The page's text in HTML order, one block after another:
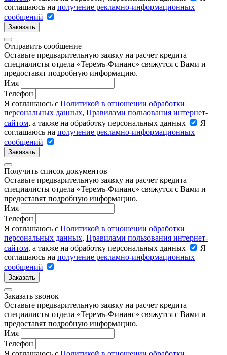
соглашаюсь на получение рекламно-информационных
сообщений
Заказать
Отправить сообщение
Оставьте предварительную заявку на расчет кредита –
специалисты отдела «Теремъ-Финанс» свяжутся с Вами и
предоставят подробную информацию.
Имя
Телефон
Я соглашаюсь с Политикой в отношении обработки
персональных данных, Правилами пользования интернет-
сайтом, а также на обработку персональных данных
Я
соглашаюсь на получение рекламно-информационных
сообщений
Заказать
Получить список документов
Оставьте предварительную заявку на расчет кредита –
специалисты отдела «Теремъ-Финанс» свяжутся с Вами и
предоставят подробную информацию.
Имя
Телефон
Я соглашаюсь с Политикой в отношении обработки
персональных данных, Правилами пользования интернет-
сайтом, а также на обработку персональных данных
Я
соглашаюсь на получение рекламно-информационных
сообщений
Заказать
Заказать звонок
Оставьте предварительную заявку на расчет кредита –
специалисты отдела «Теремъ-Финанс» свяжутся с Вами и
предоставят подробную информацию.
Имя
Телефон